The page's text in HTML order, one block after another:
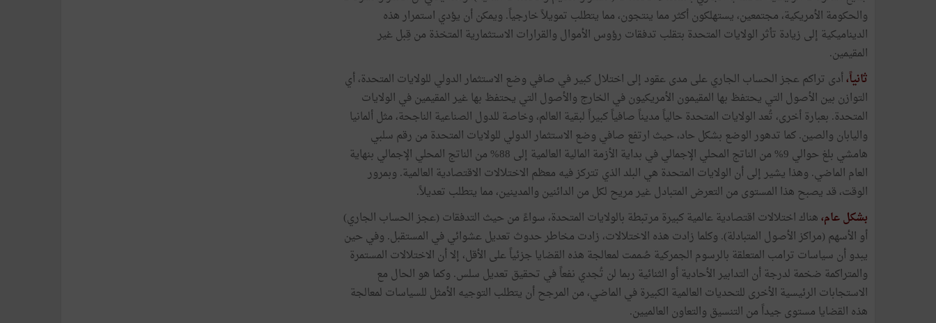
والحكومة الأمريكية، مجتمعين، يستهلكون أكثر مما ينتجون، مما يتطلب تمويلاً خارجياً. ويمكن أن يؤدي استمرار هذه
الديناميكية إلى زيادة تأثر الولايات المتحدة بتقلب تدفقات رؤوس الأموال والقرارات الاستثمارية المتخذة من قِبل غير
المقيمين.
ثانياً،أدى تراكم عجز الحساب الجاري على مدى عقود إلى اختلال كبير في صافي وضع الاستثمار الدولي للولايات المتحدة، أي
التوازن بين الأصول التي يحتفظ بها المقيمون الأمريكيون في الخارج والأصول التي يحتفظ بها غير المقيمين في الولايات
المتحدة. بعبارة أخرى، تُعد الولايات المتحدة حالياً مديناً صافياً كبيراً لبقية العالم، وخاصة للدول الصناعية الناجحة، مثل ألمانيا
واليابان والصين. كما تدهور الوضع بشكل حاد، حيث ارتفع صافي وضع الاستثمار الدولي للولايات المتحدة من رقم سلبي
هامشي بلغ حوالي 9% من الناتج المحلي الإجمالي في بداية الأزمة المالية العالمية إلى 88% من الناتج المحلي الإجمالي بنهاية
العام الماضي. وهذا يشير إلى أن الولايات المتحدة هي البلد الذي تتركز فيه معظم الاختلالات الاقتصادية العالمية. وبمرور
الوقت، قد يصبح هذا المستوى من التعرض المتبادل غير مريح لكل من الدائنين والمدينين، مما يتطلب تعديلاً.
بشكل عام،هناك اختلالات اقتصادية عالمية كبيرة مرتبطة بالولايات المتحدة، سواءً من حيث التدفقات (عجز الحساب الجاري)
أو الأسهم (مراكز الأصول المتبادلة). وكلما زادت هذه الاختلالات، زادت مخاطر حدوث تعديل عشوائي في المستقبل. وفي حين
يبدو أن سياسات ترامب المتعلقة بالرسوم الجمركية صُممت لمعالجة هذه القضايا جزئياً على الأقل، إلا أن الاختلالات المستمرة
والمتراكمة ضخمة لدرجة أن التدابير الأحادية أو الثنائية ربما لن تُجدي نفعاً في تحقيق تعديل سلس. وكما هو الحال مع
الاستجابات الرئيسية الأخرى للتحديات العالمية الكبيرة في الماضي، من المرجح أن يتطلب التوجيه الأمثل للسياسات لمعالجة
هذه القضايا مستوى جيداً من التنسيق والتعاون العالميين.